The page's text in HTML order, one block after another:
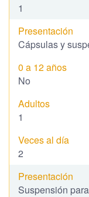
1
Cápsulas y
No
1
2
Suspensión